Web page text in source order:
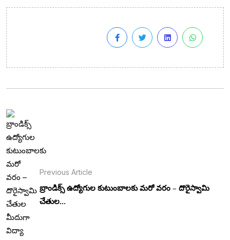
Previous Article
బ్రాండిక్స్ ఉద్యోగుల కుటుంబాలకు మరో వరం – దొరైస్వామి
చేతుల...